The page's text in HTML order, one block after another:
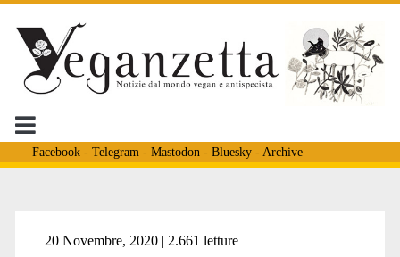
Facebook- Telegram - Mastodon - Bluesky- Archive
Tag:
20 Novembre, 2020 | 2.661 letture